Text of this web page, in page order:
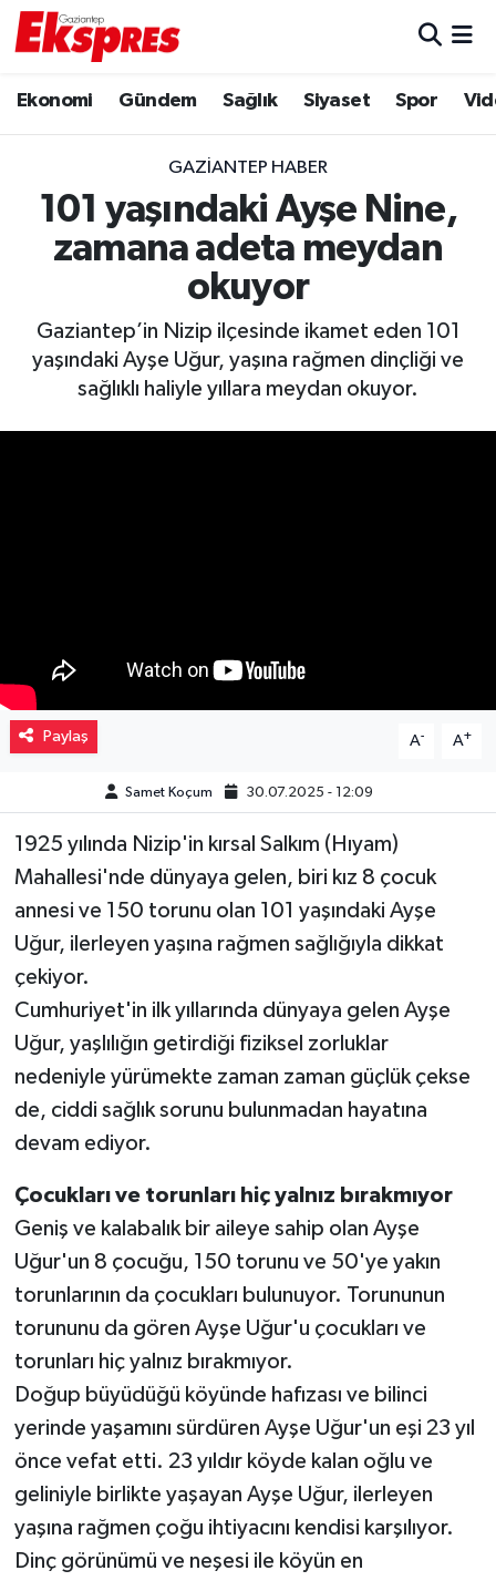
Ekonomi Gündem Sağlık Siyaset Spor
GAZIANTEP HABER
101 yaşındaki Ayşe Nine,
zamana adeta meydan
okuyor
Gaziantep’in Nizip ilçesinde ikamet eden 101
yaşındaki Ayşe Uğur, yaşına rağmen dinçliği ve
sağlıklı haliyle yıllara meydan okuyor.
Paylaş A- A+
Samet Koçum 30.07.2025 - 12:09
1925 yılında Nizip'in kırsal Salkım (Hıyam)
Mahallesi'nde dünyaya gelen, biri kız 8 çocuk
annesi ve 150 torunu olan 101 yaşındaki Ayşe
Uğur, ilerleyen yaşına rağmen sağlığıyla dikkat
çekiyor.
Cumhuriyet'in ilk yıllarında dünyaya gelen Ayşe
Uğur, yaşlılığın getirdiği fiziksel zorluklar
nedeniyle yürümekte zaman zaman güçlük çekse
de, ciddi sağlık sorunu bulunmadan hayatına
devam ediyor.
Çocukları ve torunları hiç yalnız bırakmıyor
Geniş ve kalabalık bir aileye sahip olan Ayşe
Uğur'un 8 çocuğu, 150 torunu ve 50'ye yakın
torunlarının da çocukları bulunuyor. Torununun
torununu da gören Ayşe Uğur'u çocukları ve
torunları hiç yalnız bırakmıyor.
Doğup büyüdüğü köyünde hafızası ve bilinci
yerinde yaşamını sürdüren Ayşe Uğur'un eşi 23 yıl
önce vefat etti. 23 yıldır köyde kalan oğlu ve
geliniyle birlikte yaşayan Ayşe Uğur, ilerleyen
yaşına rağmen çoğu ihtiyacını kendisi karşılıyor.
Dinç görünümü ve neşesi ile köyün en
Ekonomi
Gaziantep son dakika
Genel
Haberler
Siyaset
Spor
Teknoloji
Türkiye
Video Haber
Yaşam
Yeme-İçme
Trafik Durumu
Puan Durumu ve Fikstür
Tüm Manşetler
Haber Arşivi